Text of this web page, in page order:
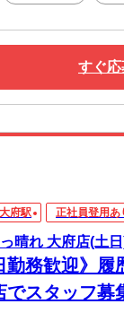
すぐ
大府駅 正社員登用あ
晴れ 大府店(土
勤務歓迎》
でスタッフ募